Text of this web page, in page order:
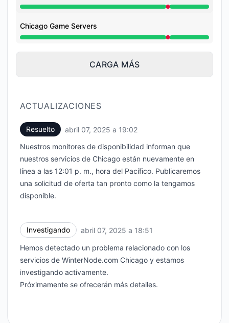
Interrupción mayor de 6:51 PM a 7:02 PM
Chicago Game Servers
Interrupción mayor de 6:51 PM a 7:02 PM
CARGA MÁS
ACTUALIZACIONES
Resuelto abril 07, 2025 a 19:02
Nuestros monitores de disponibilidad informan que
nuestros servicios de Chicago están nuevamente en
línea a las 12:01 p. m., hora del Pacífico. Publicaremos
una solicitud de oferta tan pronto como la tengamos
disponible.
Investigando abril 07, 2025 a 18:51
Hemos detectado un problema relacionado con los
servicios de WinterNode.com Chicago y estamos
investigando activamente.
Próximamente se ofrecerán más detalles.